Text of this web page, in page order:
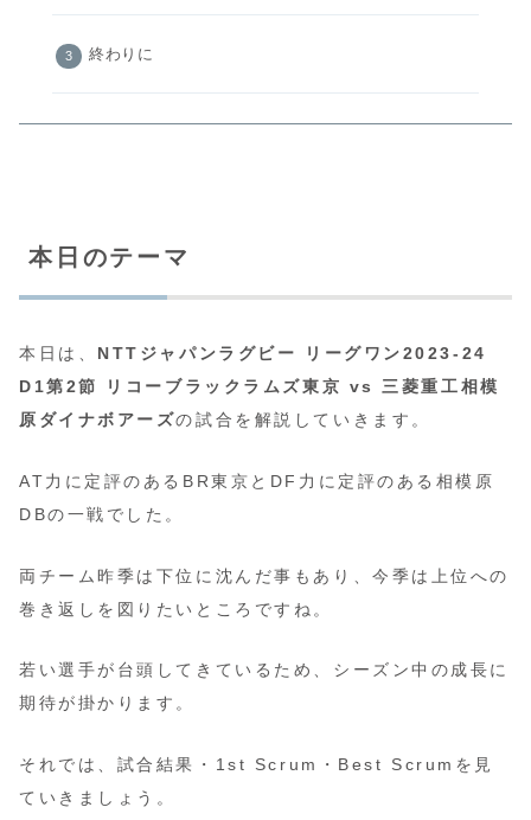
終わりに
本日のテーマ
本日は、 NTTジャパンラグビー リーグワン2023-24
D1第2節 リコーブラックラムズ東京 vs 三菱重工相模
原ダイナボアーズの試合を解説していきます。
AT力に定評のあるBR東京とDF力に定評のある相模原
DBの一戦でした。
両チーム昨季は下位に沈んだ事もあり、今季は上位への
巻き返しを図りたいところですね。
若い選手が台頭してきているため、シーズン中の成長に
期待が掛かります。
それでは、試合結果・1st Scrum・Best Scrumを見
ていきましょう。